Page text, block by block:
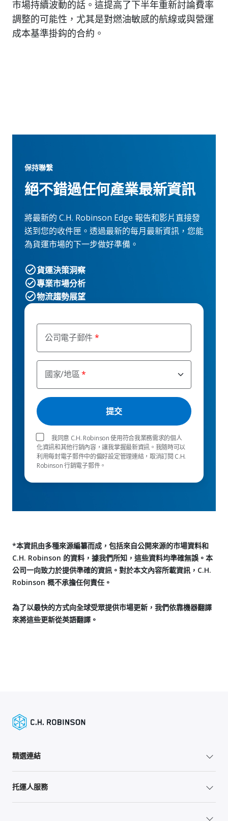
市場持續波動的話。這提高了下半年重新討論費率
調整的可能性，尤其是對燃油敏感的航線或與營運
成本基準掛鈎的合約。
公司電子郵件
國家/地區
我同意 C.H. Robinson 使用符合我業務需求的個人
化資訊和其他行銷內容，讓我掌握最新資訊。我隨時可以
利用每封電子郵件中的偏好設定管理連結，取消訂閱 C.H.
Robinson 行銷電子郵件。
保持聯繫
絕不錯過任何產業最新資訊
將最新的 C.H. Robinson Edge 報告和影片直接發
送到您的收件匣。透過最新的每月最新資訊，您能
為貨運市場的下一步做好準備。
貨運決策洞察
專業市場分析
物流趨勢展望
*本資訊由多種來源編纂而成，包括來自公開來源的市場資料和
C.H. Robinson 的資料，據我們所知，這些資料均準確無誤。本
公司一向致力於提供準確的資訊。對於本文內容所載資訊，C.H.
Robinson 概不承擔任何責任。
為了以最快的方式向全球受眾提供市場更新，我們依靠機器翻譯
來將這些更新從英語翻譯。
精選連結
托運人服務